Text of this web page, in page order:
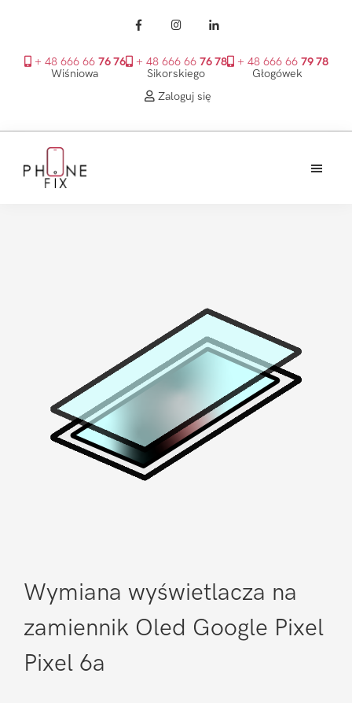
+ 48 666 66 76 76
Wiśniowa
+ 48 666 66 76 78
Sikorskiego
+ 48 666 66 79 78
Głogówek
Zaloguj się
głównego
Wymiana wyświetlacza na
zamiennik Oled Google Pixel
Pixel 6a